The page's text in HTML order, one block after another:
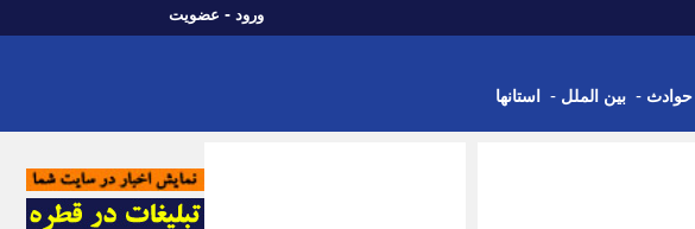
ورود - عضویت
حوادث - بین الملل - استانها